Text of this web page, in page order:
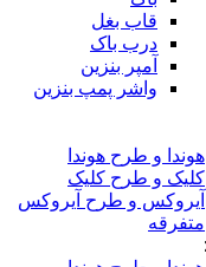
قاب بغل
درب باک
آمپر بنزین
واشر پمپ بنزین
هوندا و طرح هوندا
کلیک و طرح کلیک
آیروکس و طرح آیروکس
متفرقه